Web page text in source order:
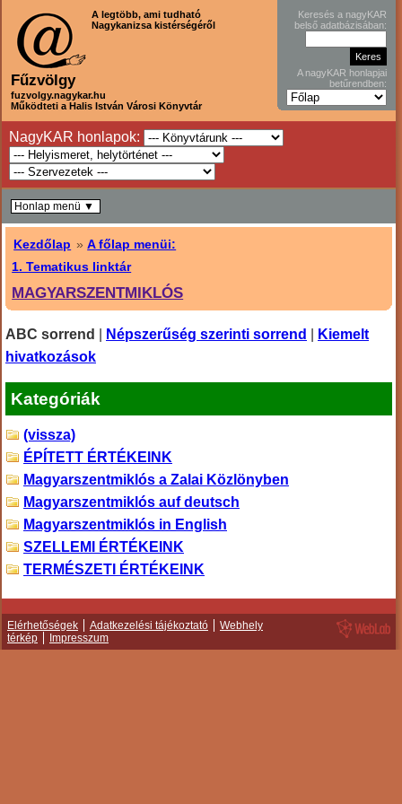
A legtöbb, ami tudható
Nagykanizsa kistérségéről
Fűzvölgy
fuzvolgy.nagykar.hu
Működteti a Halis István Városi Könyvtár
Keresés a nagyKAR
belső adatbázisában:
A nagyKAR honlapjai
betűrendben:
NagyKAR honlapok:
Kezdőlap »A főlap menüi:
1. Tematikus linktár
MAGYARSZENTMIKLÓS
ABC sorrend Népszerűség szerinti sorrend
Kiemelt
hivatkozások
Kategóriák
(vissza)
ÉPÍTETT ÉRTÉKEINK
Magyarszentmiklós a Zalai Közlönyben
Magyarszentmiklós auf deutsch
Magyarszentmiklós in English
SZELLEMI ÉRTÉKEINK
TERMÉSZETI ÉRTÉKEINK
Honlap menü ▼
Elérhetőségek Adatkezelési tájékoztató
Webhely
térkép
Impresszum